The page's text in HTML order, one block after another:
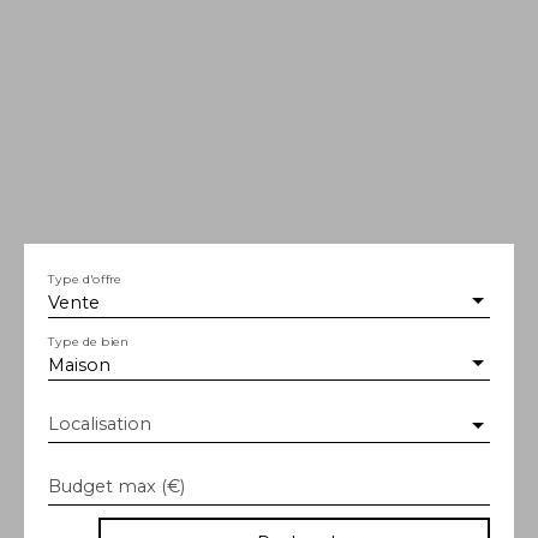
Vente
Type d'offre
Maison
Type de bien
Localisation
Budget max (€)